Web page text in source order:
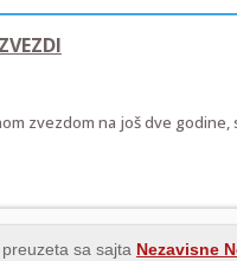
zvezdom na još dve
sa sajta Nezavisne